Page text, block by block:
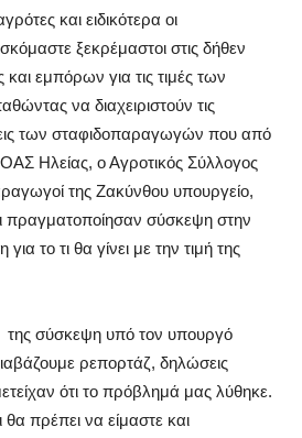
και ειδικότερα οι
ξεκρέμαστοι στις δήθεν
εμπόρων για τις τιμές των
να διαχειριστούν τις
των σταφιδοπαραγωγών που από
Ηλείας, ο Αγροτικός Σύλλογος
της Ζακύνθου υπουργείο,
πραγματοποίησαν σύσκεψη στην
το τι θα γίνει με την τιμή της
σύσκεψη υπό τον υπουργό
ρεπορτάζ, δηλώσεις
ότι το πρόβλημά μας λύθηκε.
πρέπει να είμαστε και